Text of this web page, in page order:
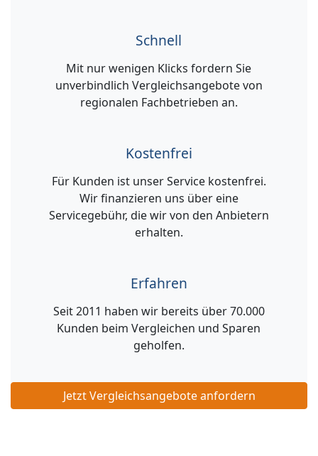
Schnell
Mit nur wenigen Klicks fordern Sie
unverbindlich Vergleichsangebote von
regionalen Fachbetrieben an.
Kostenfrei
Für Kunden ist unser Service kostenfrei.
Wir finanzieren uns über eine
Servicegebühr, die wir von den Anbietern
erhalten.
Erfahren
Seit 2011 haben wir bereits über 70.000
Kunden beim Vergleichen und Sparen
geholfen.
Jetzt Vergleichsangebote anfordern